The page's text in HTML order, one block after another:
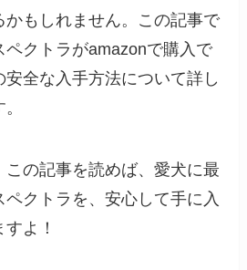
かもしれません。この記事で
ペクトラがamazonで購入で
全な入手方法について詳し
の記事を読めば、愛犬に最
クトラを、安心して手に入
よ！